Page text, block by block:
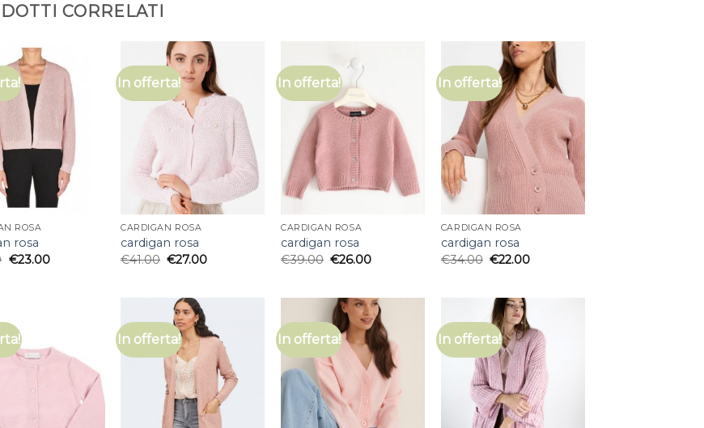
CORRELATI
ROSA
rosa
€23.00
In offerta!
CARDIGAN ROSA
cardigan rosa
€41.00 €27.00
In offerta!
CARDIGAN ROSA
cardigan rosa
€39.00 €26.00
In offerta!
CARDIGAN ROSA
cardigan rosa
€34.00 €22.00
In offerta! In offerta! In offerta!